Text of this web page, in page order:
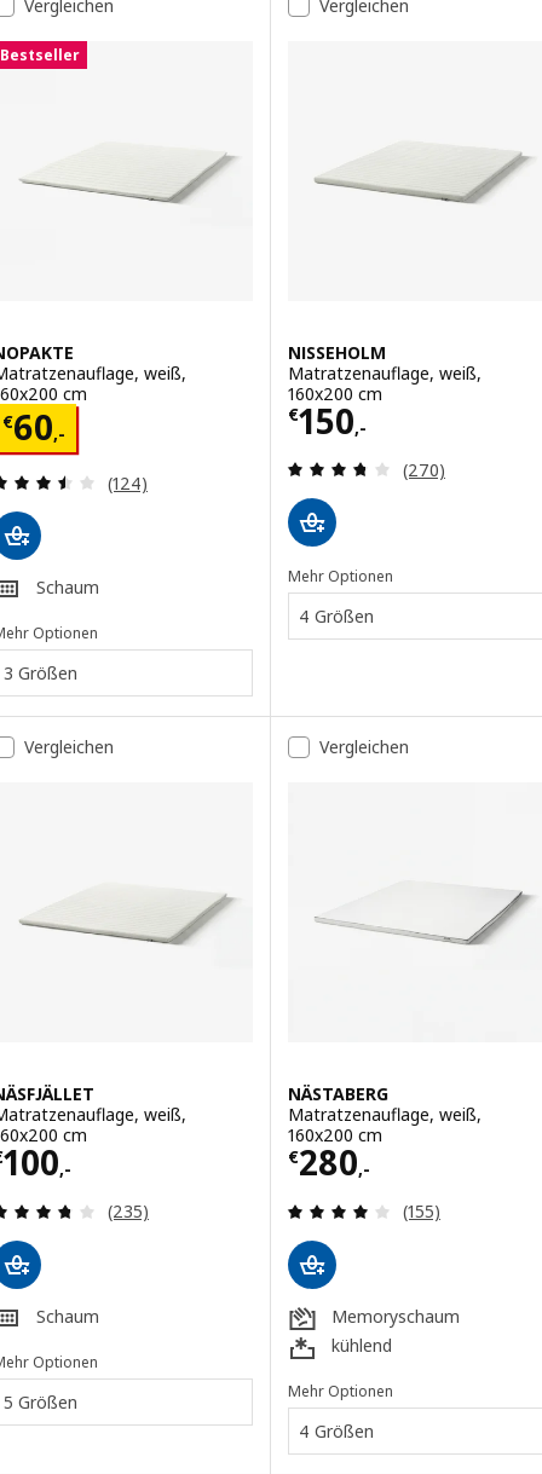
Vergleichen
Bestseller
weiß,
cm
€60,- € 60,-
Überprüfung: 3.5 aus 5 sterne. Bewertungen
(124)
Schaum
Optionen
3 Größen
Vergleichen
NISSEHOLM
Matratzenauflage, weiß,
160x200 cm
€150,-
Preis € 150,-
Überprüfung:
(270)
Mehr Optionen
4 Größen
Vergleichen
weiß,
cm
100,-€ 100,-
Überprüfung: 3.7 aus 5 sterne. Bewertungen
(235)
Schaum
Optionen
5 Größen
Vergleichen
NÄSTABERG
Matratzenauflage, weiß,
160x200 cm
€280,-
Preis € 280,-
Überprüfung:
(155)
Memoryschaum
kühlend
Mehr Optionen
4 Größen